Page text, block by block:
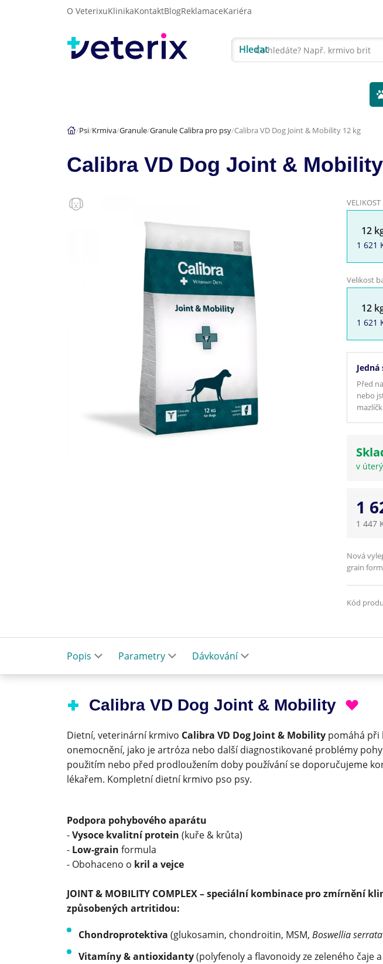
O VeterixuKlinikaKontaktBlogReklamaceKariéra
Hledat
Psi Krmiva Granule Granule Calibra pro psy Calibra VD Dog Joint & Mobility 12 kg
Calibra VD Dog Joint &
12
1 621
Velikost
12
1 621
Před
nebo
v
1
1 447
Nová
grain
Kód
Popis Parametry Dávkování
Calibra VD Dog Joint & Mobility
Dietní, veterinární krmivo Calibra VD Dog Joint & Mobility pomáhá při
onemocnění, jako je artróza nebo další diagnostikované problémy
použitím nebo před prodloužením doby používání se doporučujeme
lékařem. Kompletní dietní krmivo pso psy.
Podpora pohybového aparátu
-Vysoce kvalitní protein (kuře & krůta)
- Low-grain formula
- Obohaceno o kril a vejce
JOINT & MOBILITY COMPLEX – speciální kombinace pro zmírnění
způsobených artritidou:
Chondroprotektiva (glukosamin, chondroitin, MSM, Boswellia serrata
Vitamíny & antioxidanty(polyfenoly a flavonoidy ze zeleného čaje